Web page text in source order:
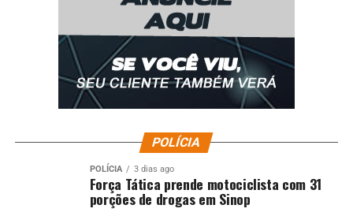
POLÍCIA
POLÍCIA 3 dias ago
Força Tática prende motociclista com 31
porções de drogas em Sinop